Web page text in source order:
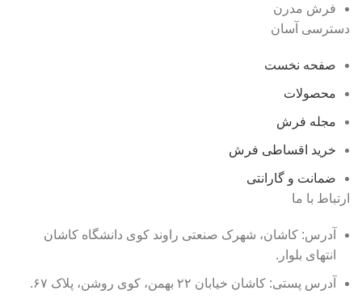
فرش مدرن
دسترسی آسان
صفحه نخست
محصولات
مجله فرش
خرید اقساطی فرش
ضمانت و گارانتی
ارتباط با ما
آدرس: کاشان، شهرک صنعتی راوند کوی دانشگاه کاشان
انتهای بلوار.
آدرس پستی: کاشان خیابان ۲۲ بهمن، کوی روشن، پلاک ۶۷.